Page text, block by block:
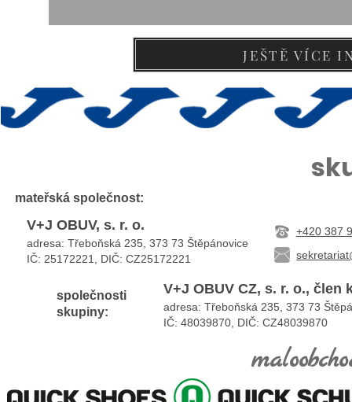
JEŠTĚ VÍCE
mateřská společnost:
V+J OBUV, s. r. o.
adresa: Třeboňská 235, 373 73 Štěpánovice
IČ: 25172221, DIČ: CZ25172221
+420 387
společnosti
skupiny:
V+J OBUV CZ, s. r. o., člen
adresa: Třeboňská 235, 373 73
IČ: 48039870, DIČ: CZ48039870